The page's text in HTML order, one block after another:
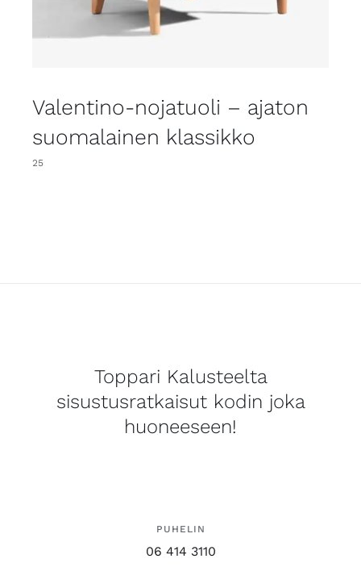
Valentino-nojatuoli – ajaton
suomalainen klassikko
25
Toppari Kalusteelta
sisustusratkaisut kodin joka
huoneeseen!
PUHELIN
06 414 3110